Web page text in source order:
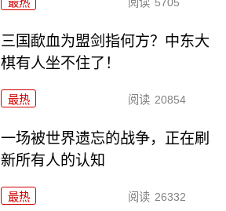
最热 阅读 5705
三国歃血为盟剑指何方？中东大
棋有人坐不住了！
最热 阅读 20854
一场被世界遗忘的战争，正在刷
新所有人的认知
最热 阅读 26332